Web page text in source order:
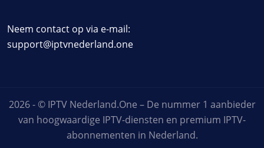
Neem contact op via e-mail:
support@iptvnederland.one
2026 - © IPTV Nederland.One – De nummer 1 aanbieder
van hoogwaardige IPTV-diensten en premium IPTV-
abonnementen in Nederland.